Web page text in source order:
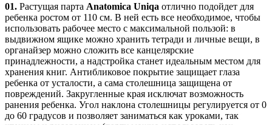
01. Растущая парта Anatomica Uniqa отлично подойдет для
ребенка ростом от 110 см. В ней есть все необходимое, чтобы
использовать рабочее место с максимальной пользой: в
выдвижном ящике можно хранить тетради и личные вещи, в
органайзер можно сложить все канцелярские
принадлежности, а надстройка станет идеальным местом для
хранения книг. Антибликовое покрытие защищает глаза
ребенка от усталости, а сама столешница защищена от
повреждений. Закругленные края исключат возможность
ранения ребенка. Угол наклона столешницы регулируется от 0
до 60 градусов и позволяет заниматься как уроками, так